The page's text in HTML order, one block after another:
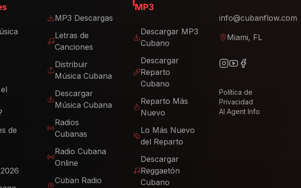
de
MP3 Descargas
Letras de
Canciones
Distribuir
Música Cubana
Descargar
Música Cubana
Radios
Cubanas
Radio Cubana
Online
Cuban Radio
MP3
Descargar MP3
Cubano
Descargar
Reparto
Cubano
Reparto Más
Nuevo
Lo Más Nuevo
del Reparto
Descargar
Reggaetón
Cubano
info@cubanflow.com
Miami, FL
Política de
Privacidad
AI Agent Info